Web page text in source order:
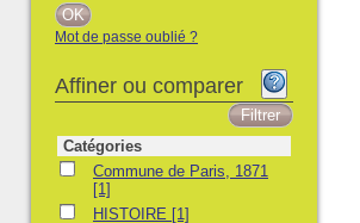
Mot de passe oublié ?
Affiner ou comparer
Catégories
Commune de Paris, 1871
Commune de Paris, 1871
[1]
HISTOIRE
HISTOIRE [1]